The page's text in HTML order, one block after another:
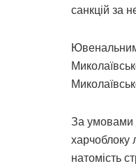
санкцій за
За умовами
харчоблоку
натомість